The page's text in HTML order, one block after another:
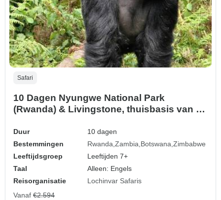
Safari
10 Dagen Nyungwe National Park
(Rwanda) & Livingstone, thuisbasis van de
Avontuur
Duur
10 dagen
Bestemmingen
Rwanda Zambia Botswana Zimbabwe
Leeftijdsgroep
Leeftijden 7+
Taal
Alleen: Engels
Reisorganisatie
Lochinvar Safaris
Vanaf €2.594